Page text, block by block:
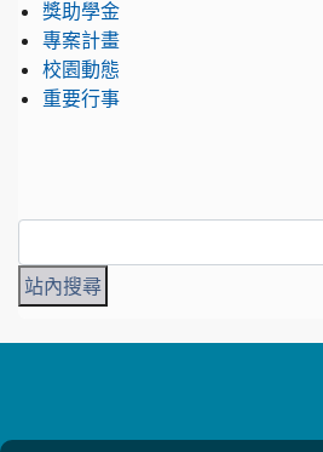
獎助學金
專案計畫
校園動態
重要行事